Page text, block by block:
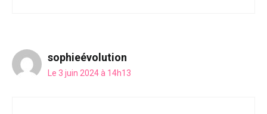
sophieévolution
Le 3 juin 2024 à 14h13